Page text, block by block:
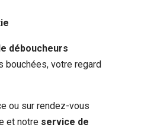
déboucheurs
bouchées, votre regard
ou sur rendez-vous
et notre service de